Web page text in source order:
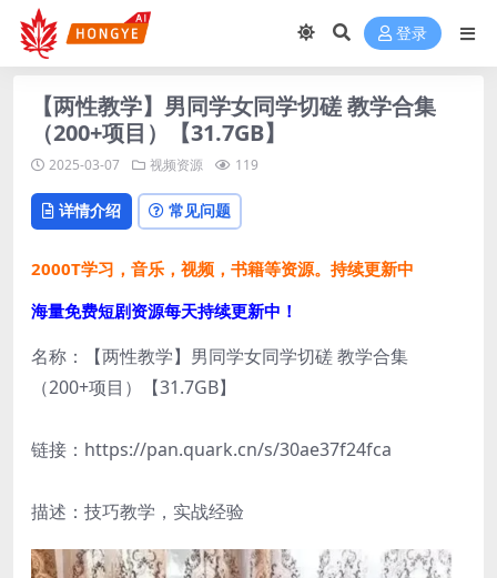
登录
【两性教学】男同学女同学切磋 教学合集
（200+项目）【31.7GB】
2025-03-07 视频资源 119
详情介绍 常见问题
2000T学习，音乐，视频，书籍等资源。持续更新中
海量免费短剧资源每天持续更新中！
名称：【两性教学】男同学女同学切磋 教学合集
（200+项目）【31.7GB】
链接：https://pan.quark.cn/s/30ae37f24fca
描述：技巧教学，实战经验